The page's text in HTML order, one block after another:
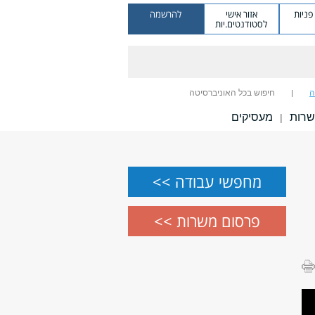
אזור אישי
לסטודנטים.יות
להרשמה
חיפוש בכל האוניברסיטה
| מעסיקים
מחפשי עבודה >>
פרסום משרות >>